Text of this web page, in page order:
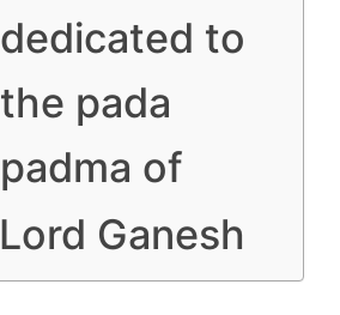
dedicated to
the pada
padma of
Lord Ganesh